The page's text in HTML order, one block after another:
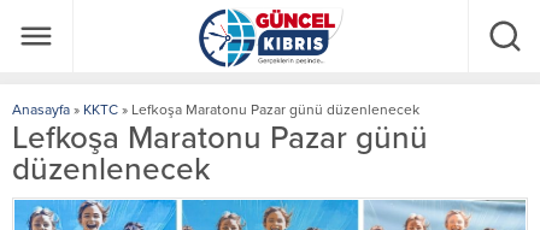
Anasayfa » KKTC » Lefkoşa Maratonu Pazar günü düzenlenecek
Lefkoşa Maratonu Pazar günü
düzenlenecek